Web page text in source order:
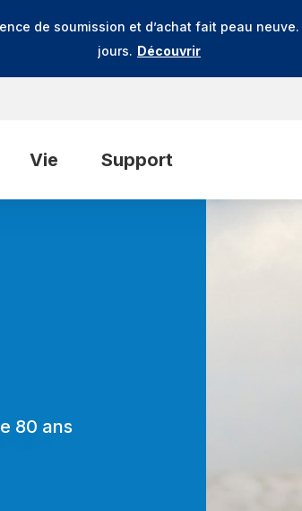
de soumission et d’achat fait peau
jours. Découvrir
Vie Support
80 ans